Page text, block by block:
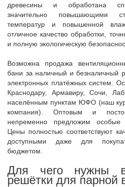
древесины и обработана
значительно повышающими
температур и повышенной
отличное качество обработки,
и полную экологическую
Возможна продажа
бани за наличный и безналичный
электронных платёжных систем.
Краснодару, Армавиру, Сочи,
населённым пунктам ЮФО (наш
компания). Оптовым и
непременно предложим особые
Цены полностью соответствуют
доступными даже для
бюджетом.
Для чего нужны
решётки для парной